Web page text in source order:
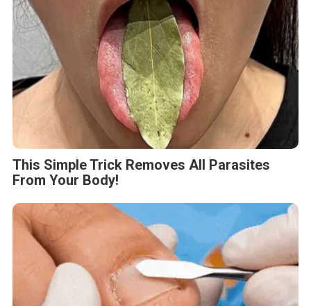
This Simple Trick Removes All Parasites
From Your Body!